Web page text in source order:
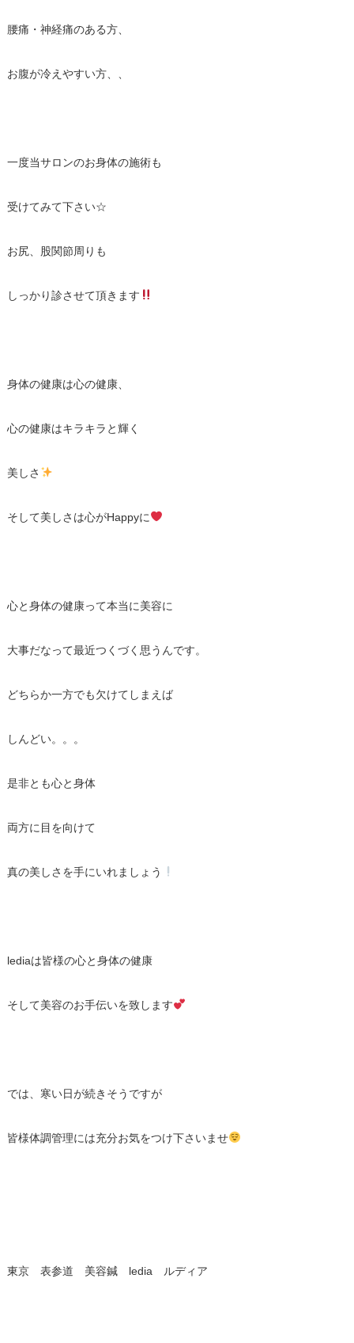
腰痛・神経痛のある方、
お腹が冷えやすい方、、
一度当サロンのお身体の施術も
受けてみて下さい☆
お尻、股関節周りも
しっかり診させて頂きます
身体の健康は心の健康、
心の健康はキラキラと輝く
美しさ
そして美しさは心がHappyに
心と身体の健康って本当に美容に
大事だなって最近つくづく思うんです。
どちらか一方でも欠けてしまえば
しんどい。。。
是非とも心と身体
両方に目を向けて
真の美しさを手にいれましょう
lediaは皆様の心と身体の健康
そして美容のお手伝いを致します
では、寒い日が続きそうですが
皆様体調管理には充分お気をつけ下さいませ
東京 表参道 美容鍼 ledia ルディア